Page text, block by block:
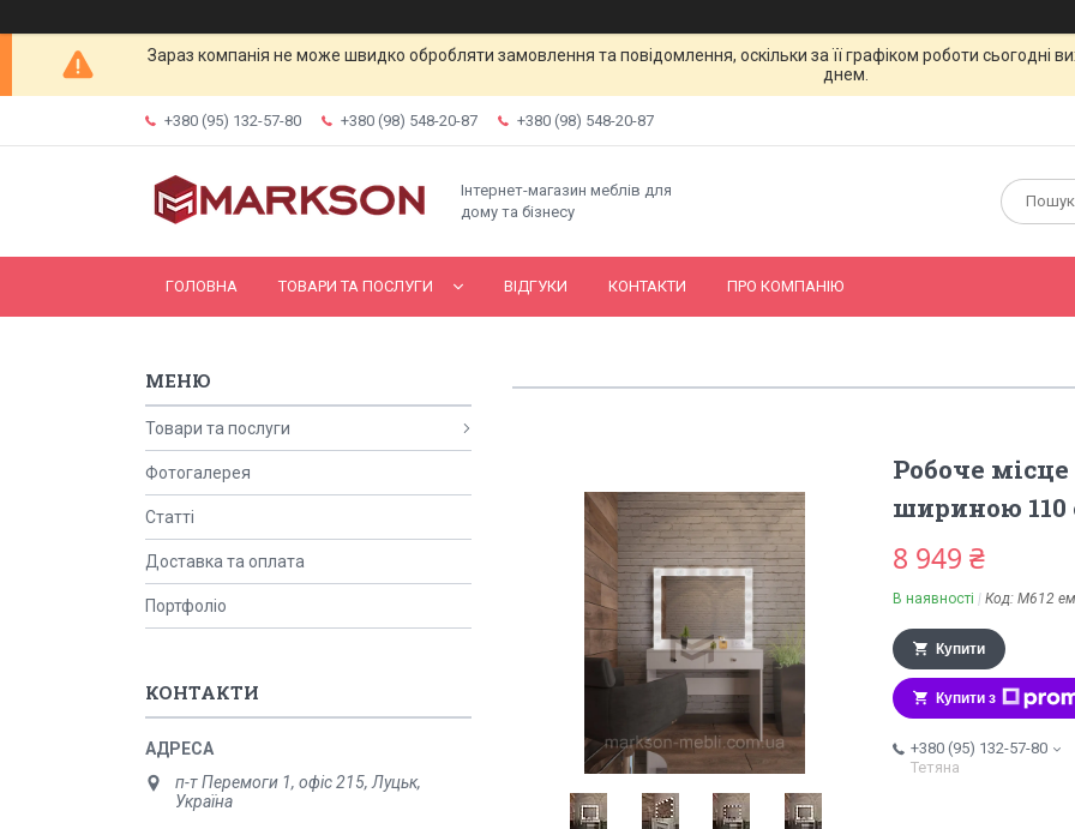
Зараз компанія не може швидко обробляти замовлення та повідомлення, оскільки за її графіком роботи
днем.
+380 (95) 132-57-80 +380 (98) 548-20-87 +380 (98) 548-20-87
Інтернет-магазин меблів для
дому та бізнесу
ГОЛОВНА ТОВАРИ ТА ПОСЛУГИ ВІДГУКИ КОНТАКТИ ПРО КОМПАНІЮ
Робоче
шириною 110
8 949 ₴
В наявності Код: М612
Купити
Купити з
+380 (95) 132-57-80
Тетяна
Товари та послуги
Фотогалерея
Статті
Доставка та оплата
Портфоліо
КОНТАКТИ
п-т Перемоги 1, офіс 215, Луцьк,
Україна